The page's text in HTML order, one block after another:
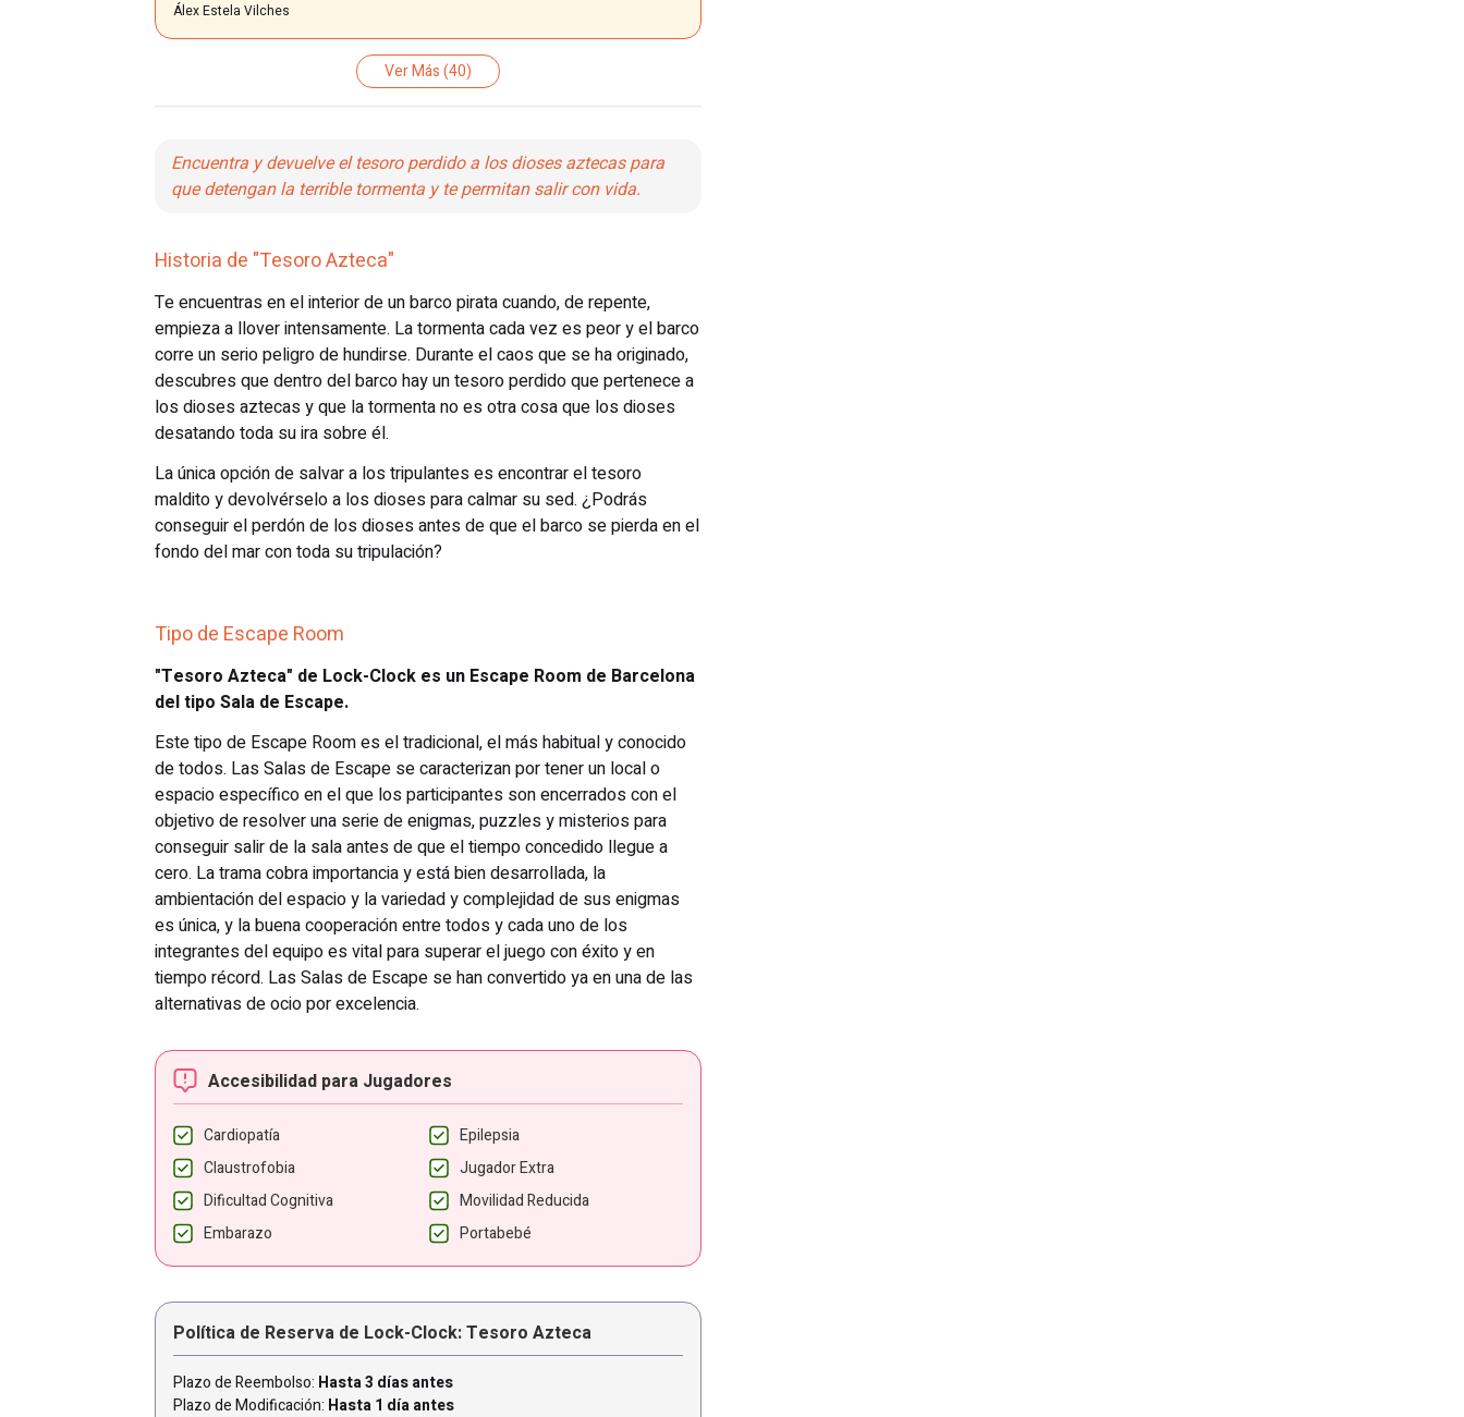
Álex Estela Vilches
Ver Más(40)
Encuentra y devuelve el tesoro perdido a los dioses aztecas para
que detengan la terrible tormenta y te permitan salir con vida.
Historia de "Tesoro Azteca"
Te encuentras en el interior de un barco pirata cuando, de repente,
empieza a llover intensamente. La tormenta cada vez es peor y el barco
corre un serio peligro de hundirse. Durante el caos que se ha originado,
descubres que dentro del barco hay un tesoro perdido que pertenece a
los dioses aztecas y que la tormenta no es otra cosa que los dioses
desatando toda su ira sobre él.
La única opción de salvar a los tripulantes es encontrar el tesoro
maldito y devolvérselo a los dioses para calmar su sed. ¿Podrás
conseguir el perdón de los dioses antes de que el barco se pierda en el
fondo del mar con toda su tripulación?
Tipo de Escape Room
"Tesoro Azteca" de Lock-Clock es un Escape Room de Barcelona
del tipo Sala de Escape.
Este tipo de Escape Room es el tradicional, el más habitual y conocido
de todos. Las Salas de Escape se caracterizan por tener un local o
espacio específico en el que los participantes son encerrados con el
objetivo de resolver una serie de enigmas, puzzles y misterios para
conseguir salir de la sala antes de que el tiempo concedido llegue a
cero. La trama cobra importancia y está bien desarrollada, la
ambientación del espacio y la variedad y complejidad de sus enigmas
es única, y la buena cooperación entre todos y cada uno de los
integrantes del equipo es vital para superar el juego con éxito y en
tiempo récord. Las Salas de Escape se han convertido ya en una de las
alternativas de ocio por excelencia.
Accesibilidad para Jugadores
Cardiopatía
Epilepsia
Claustrofobia
Jugador Extra
Dificultad Cognitiva
Movilidad Reducida
Embarazo
Portabebé
Política de Reserva de Lock-Clock: Tesoro Azteca
Plazo de Reembolso: Hasta 3 días antes
Plazo de Modificación: Hasta 1 día antes